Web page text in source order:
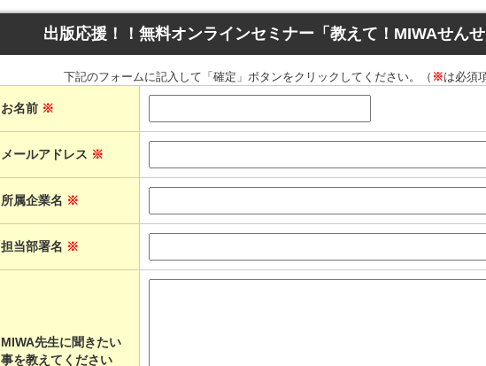
出版応援！！無料オンラインセミナー「教えて！MIWAせんせ
下記のフォームに記入して「確定」ボタンをクリックしてください。（ ※は必須
お名前 ※
メールアドレス ※
所属企業名 ※
担当部署名 ※
MIWA先生に聞きたい
事を教えてください